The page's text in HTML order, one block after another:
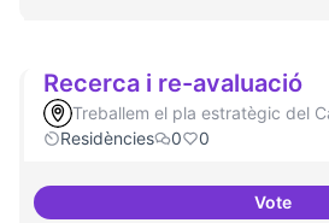
Recerca i re-avaluació
Treballem el pla estratègic del
Residències
0 0
Vote